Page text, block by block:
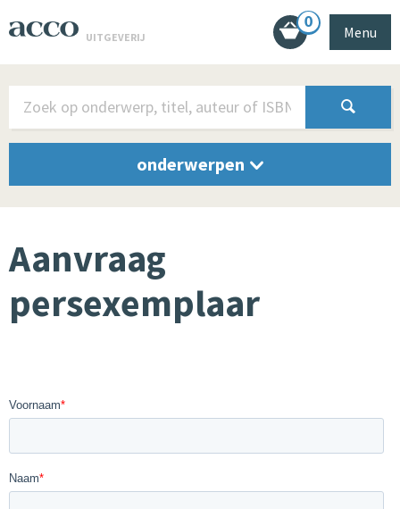
UITGEVERIJ
0
Menu
onderwerpen
Aanvraag
persexemplaar